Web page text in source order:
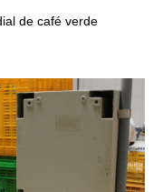
de café verde